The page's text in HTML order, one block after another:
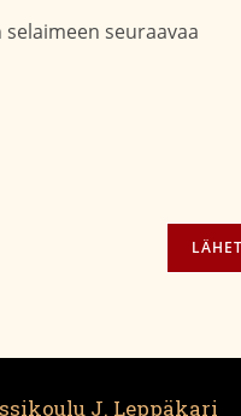
(valinnainen)
seuraavaa
J. Leppäkari